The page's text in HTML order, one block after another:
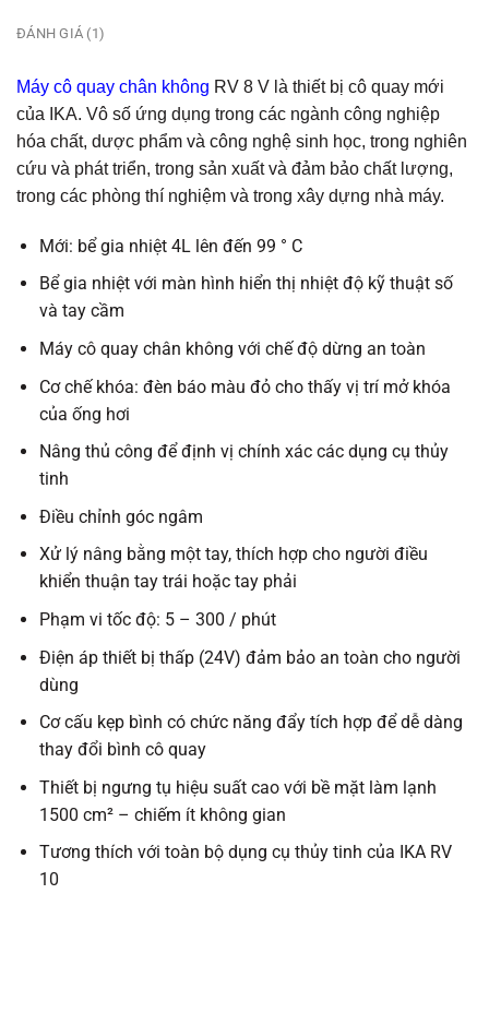
ĐÁNH GIÁ (1)
Máy cô quay chân không RV 8 V là thiết bị cô quay mới
của IKA. Vô số ứng dụng trong các ngành công nghiệp
hóa chất, dược phẩm và công nghệ sinh học, trong nghiên
cứu và phát triển, trong sản xuất và đảm bảo chất lượng,
trong các phòng thí nghiệm và trong xây dựng nhà máy.
Mới: bể gia nhiệt 4L lên đến 99 ° C
Bể gia nhiệt với màn hình hiển thị nhiệt độ kỹ thuật số
và tay cầm
Máy cô quay chân không với chế độ dừng an toàn
Cơ chế khóa: đèn báo màu đỏ cho thấy vị trí mở khóa
của ống hơi
Nâng thủ công để định vị chính xác các dụng cụ thủy
tinh
Điều chỉnh góc ngâm
Xử lý nâng bằng một tay, thích hợp cho người điều
khiển thuận tay trái hoặc tay phải
Phạm vi tốc độ: 5 – 300 / phút
Điện áp thiết bị thấp (24V) đảm bảo an toàn cho người
dùng
Cơ cấu kẹp bình có chức năng đẩy tích hợp để dễ dàng
thay đổi bình cô quay
Thiết bị ngưng tụ hiệu suất cao với bề mặt làm lạnh
1500 cm² – chiếm ít không gian
Tương thích với toàn bộ dụng cụ thủy tinh của IKA RV
10